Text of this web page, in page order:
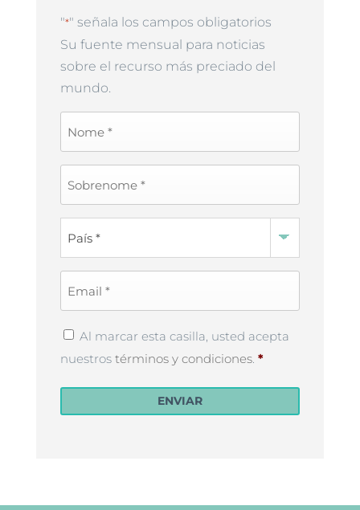
"*" señala los campos obligatorios
Su fuente mensual para noticias
sobre el recurso más preciado del
mundo.
Privacy
Policy*
Al marcar esta casilla, usted acepta
nuestros términos y condiciones. *
ENVIAR